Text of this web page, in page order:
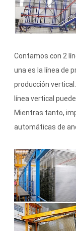
Contamos con 2
una es la línea de
producción
línea vertical
Mientras tanto,
automáticas de